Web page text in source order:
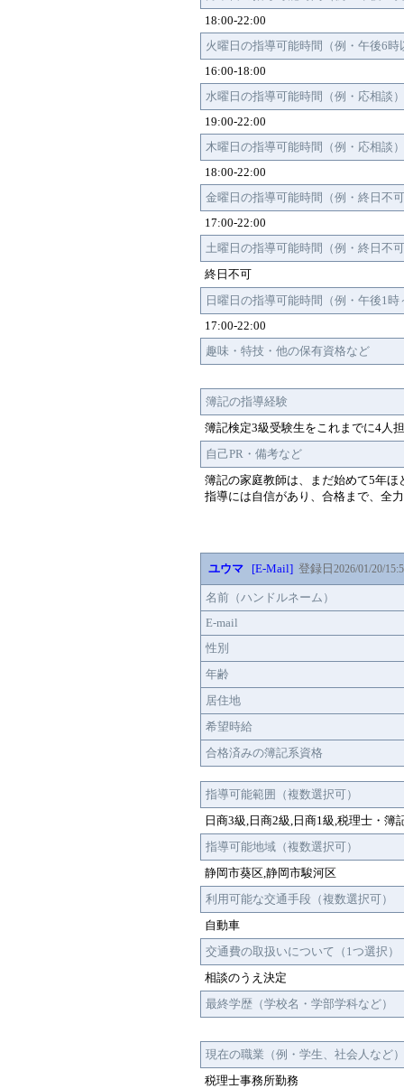
18:00-22:00
火曜日の指導可能時間（例・午後6時
16:00-18:00
水曜日の指導可能時間（例・応相談）
19:00-22:00
木曜日の指導可能時間（例・応相談）
18:00-22:00
金曜日の指導可能時間（例・終日不可
17:00-22:00
土曜日の指導可能時間（例・終日不可
終日不可
日曜日の指導可能時間（例・午後1時
17:00-22:00
趣味・特技・他の保有資格など
簿記の指導経験
簿記検定3級受験生をこれまでに4人
自己PR・備考など
簿記の家庭教師は、まだ始めて5年ほ
指導には自信があり、合格まで、全
ユウマ [E-Mail] 登録日 2026/01/20/
名前（ハンドルネーム）
E-mail
性別
年齢
居住地
希望時給
合格済みの簿記系資格
指導可能範囲（複数選択可）
日商3級,日商2級,日商1級,税理士・簿
指導可能地域（複数選択可）
静岡市葵区,静岡市駿河区
利用可能な交通手段（複数選択可）
自動車
交通費の取扱いについて（1つ選択）
相談のうえ決定
最終学歴（学校名・学部学科など）
現在の職業（例・学生、社会人など）
税理士事務所勤務